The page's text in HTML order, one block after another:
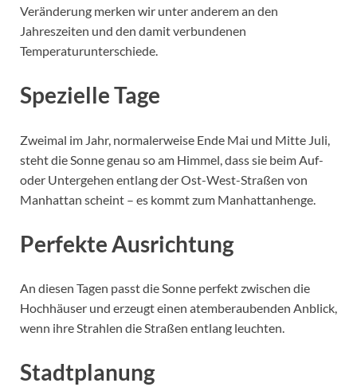
Veränderung merken wir unter anderem an den
Jahreszeiten und den damit verbundenen
Temperaturunterschiede.
Spezielle Tage
Zweimal im Jahr, normalerweise Ende Mai und Mitte Juli,
steht die Sonne genau so am Himmel, dass sie beim Auf-
oder Untergehen entlang der Ost-West-Straßen von
Manhattan scheint – es kommt zum Manhattanhenge.
Perfekte Ausrichtung
An diesen Tagen passt die Sonne perfekt zwischen die
Hochhäuser und erzeugt einen atemberaubenden Anblick,
wenn ihre Strahlen die Straßen entlang leuchten.
Stadtplanung